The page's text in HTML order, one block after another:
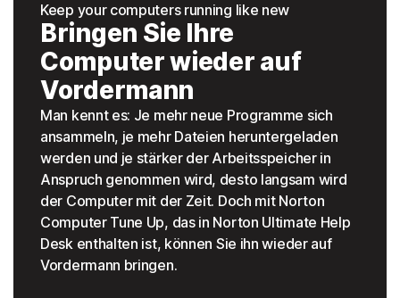
Keep your computers running like new
Bringen Sie Ihre
Computer wieder auf
Vordermann
Man kennt es: Je mehr neue Programme sich
ansammeln, je mehr Dateien heruntergeladen
werden und je stärker der Arbeitsspeicher in
Anspruch genommen wird, desto langsam wird
der Computer mit der Zeit. Doch mit Norton
Computer Tune Up, das in Norton Ultimate Help
Desk enthalten ist, können Sie ihn wieder auf
Vordermann bringen.